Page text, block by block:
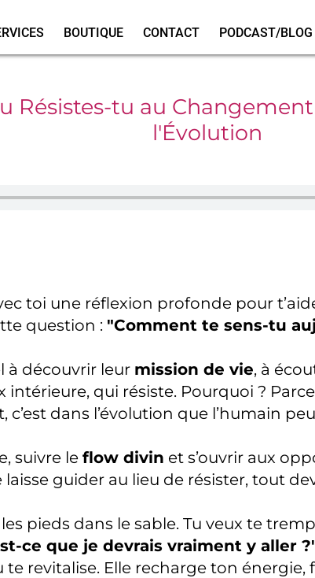
BOUTIQUE CONTACT PODCAST/BLOG
Résistes-tu au
l'Évolution
toi une réflexion profonde pour
question : "Comment te sens-tu
à découvrir leur mission de vie, à
qui résiste. Pourquoi ?
dans l’évolution que l’humain
suivre le flow divin et s’ouvrir aux
guider au lieu de résister, tout
pieds dans le sable. Tu veux te
ce que je devrais vraiment y aller
te revitalise. Elle recharge ton